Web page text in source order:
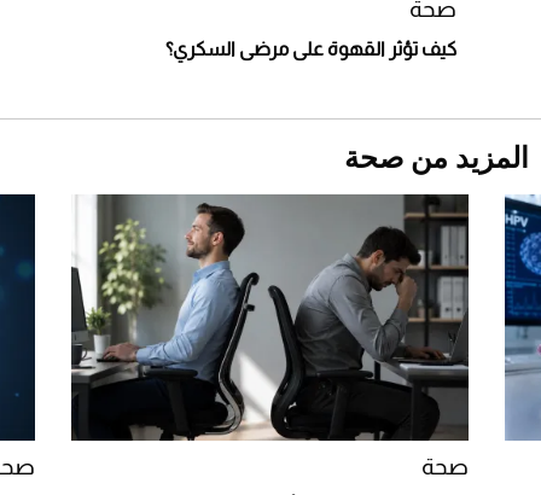
استثنائية
Aston Martin Valiant: على هوى الأبطال
صحة
كيف تؤثر القهوة على مرضى السكري؟
المزيد من صحة
صحة